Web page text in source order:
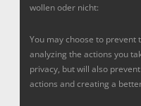
wollen oder nicht:
You may choose to
analyzing the actions you
privacy, but will also
actions and creating a